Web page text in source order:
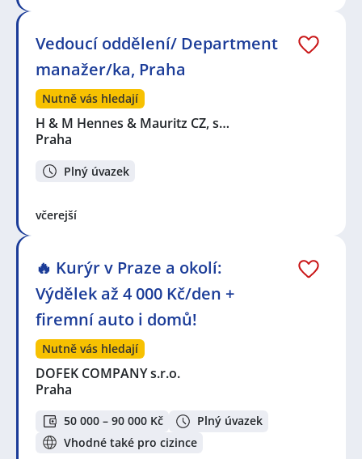
Vedoucí oddělení/ Department
manažer/ka, Praha
Nutně vás hledají
H & M Hennes & Mauritz CZ, s…
Praha
Plný úvazek
včerejší
🔥 Kurýr v Praze a okolí:
Výdělek až 4 000 Kč/den +
firemní auto i domů!
Nutně vás hledají
DOFEK COMPANY s.r.o.
Praha
50 000 – 90 000 Kč
Plný úvazek
Vhodné také pro cizince